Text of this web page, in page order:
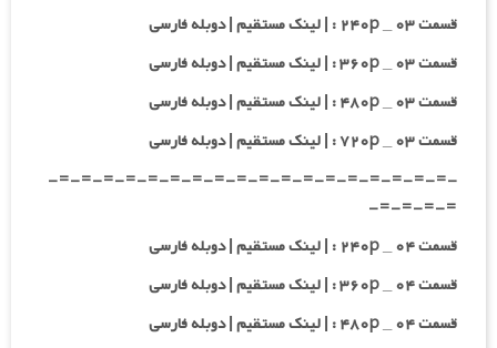
قسمت ۰۳ _ ۲۴۰p : | لینک مستقیم | دوبله فارسی
قسمت ۰۳ _ ۳۶۰p : | لینک مستقیم | دوبله فارسی
قسمت ۰۳ _ ۴۸۰p : | لینک مستقیم | دوبله فارسی
قسمت ۰۳ _ ۷۲۰p : | لینک مستقیم | دوبله فارسی
-=-=-=-=-=-=-=-=-=-=-=-=-=-=-=-=-=-=-
=-=-=-=-
قسمت ۰۴ _ ۲۴۰p : | لینک مستقیم | دوبله فارسی
قسمت ۰۴ _ ۳۶۰p : | لینک مستقیم | دوبله فارسی
قسمت ۰۴ _ ۴۸۰p : | لینک مستقیم | دوبله فارسی